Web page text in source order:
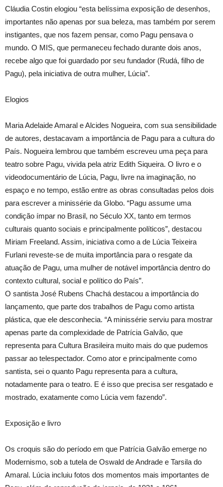
Cláudia Costin elogiou “esta belíssima exposição de desenhos,
importantes não apenas por sua beleza, mas também por serem
instigantes, que nos fazem pensar, como Pagu pensava o
mundo. O MIS, que permaneceu fechado durante dois anos,
recebe algo que foi guardado por seu fundador (Rudá, filho de
Pagu), pela iniciativa de outra mulher, Lúcia”.
Elogios
Maria Adelaide Amaral e Alcides Nogueira, com sua sensibilidade
de autores, destacavam a importância de Pagu para a cultura do
País. Nogueira lembrou que também escreveu uma peça para
teatro sobre Pagu, vivida pela atriz Edith Siqueira. O livro e o
videodocumentário de Lúcia, Pagu, livre na imaginação, no
espaço e no tempo, estão entre as obras consultadas pelos dois
para escrever a minissérie da Globo. “Pagu assume uma
condição ímpar no Brasil, no Século XX, tanto em termos
culturais quanto sociais e principalmente políticos”, destacou
Miriam Freeland. Assim, iniciativa como a de Lúcia Teixeira
Furlani reveste-se de muita importância para o resgate da
atuação de Pagu, uma mulher de notável importância dentro do
contexto cultural, social e político do País”.
O santista José Rubens Chachá destacou a importância do
lançamento, que parte dos trabalhos de Pagu como artista
plástica, que ele desconhecia. “A minissérie serviu para mostrar
apenas parte da complexidade de Patrícia Galvão, que
representa para Cultura Brasileira muito mais do que pudemos
passar ao telespectador. Como ator e principalmente como
santista, sei o quanto Pagu representa para a cultura,
notadamente para o teatro. E é isso que precisa ser resgatado e
mostrado, exatamente como Lúcia vem fazendo”.
Exposição e livro
Os croquis são do período em que Patrícia Galvão emerge no
Modernismo, sob a tutela de Oswald de Andrade e Tarsila do
Amaral. Lúcia incluiu fotos dos momentos mais importantes de